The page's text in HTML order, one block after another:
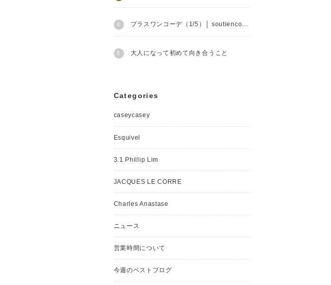
プラスワンコーデ（1/5）│ soutiencollar
大人になって初めて向き合うこと
Categories
caseycasey
Esquivel
3.1 Phillip Lim
JACQUES LE CORRE
Charles Anastase
ニュース
営業時間について
今週のベストブログ